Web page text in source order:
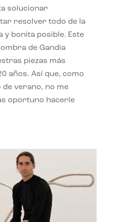
solucionar
resolver todo de la
y bonita posible. Este
de Gandia
piezas más
años. Así que, como
de verano, no me
oportuno hacerle